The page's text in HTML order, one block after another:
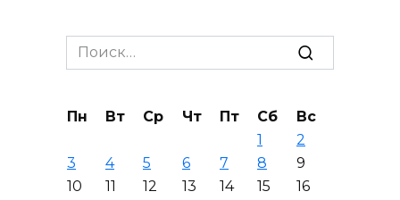
Search
for:
Пн Вт Ср Чт Пт Сб
Вс
1
2
3
4 5 6 7 8
9
10
11 12 13 14 15
16